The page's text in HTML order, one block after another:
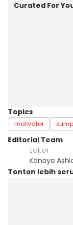
Curated For
Topics
motivator
Editorial Team
Editor
Kanaya
Tonton lebih